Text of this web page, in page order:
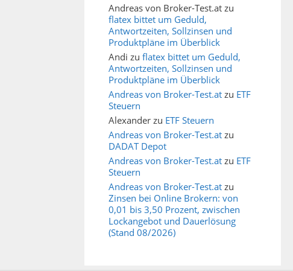
Andreas von Broker-Test.at zu
flatex bittet um Geduld,
Antwortzeiten, Sollzinsen und
Produktpläne im Überblick
Andi zu flatex bittet um Geduld,
Antwortzeiten, Sollzinsen und
Produktpläne im Überblick
Andreas von Broker-Test.at zu ETF
Steuern
Alexander zu ETF Steuern
Andreas von Broker-Test.at zu
DADAT Depot
Andreas von Broker-Test.at zu ETF
Steuern
Andreas von Broker-Test.at zu
Zinsen bei Online Brokern: von
0,01 bis 3,50 Prozent, zwischen
Lockangebot und Dauerlösung
(Stand 08/2026)